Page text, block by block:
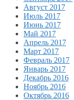
Август 2017
Июль 2017
Июнь 2017
Май 2017
Апрель 2017
Март 2017
Февраль 2017
Январь 2017
Декабрь 2016
Ноябрь 2016
Октябрь 2016